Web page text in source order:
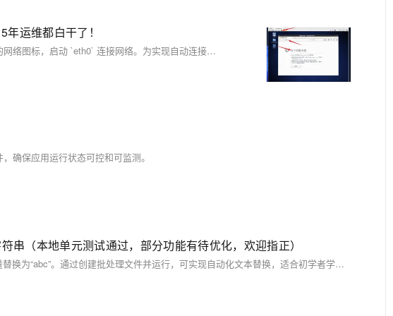
运维都白干了！
默认情况下，新装的 CentOS 无法直接上网。可通过点击桌面右上角的网络图标，启动 `eth0` 连接网络。为实现自动连接，右键该图标选择“编辑连接”，在 `System eth0` 设置中勾选“自动连接”。这样配置后，系统重启也能自动联网。
确保应用运行状态可控和可监测。
（本地单元测试通过，部分功能有待优化，欢迎指正）
该脚本用于将C盘test目录下所有以t开头的txt文件中的字符串“123”批量替换为“abc”。通过创建批处理文件并运行，可实现自动化文本替换，适合初学者学习批处理脚本的基础操作与逻辑控制。